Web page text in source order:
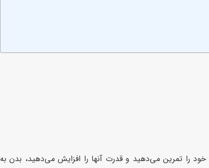
را تمرین می‌دهید و قدرت آنها را افزایش می‌دهید، بدن به